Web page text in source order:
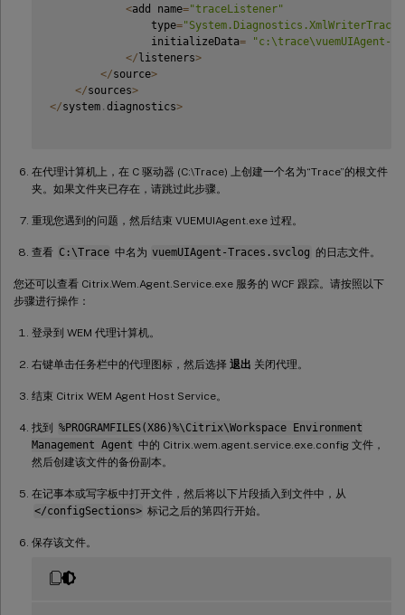
<add name="traceListener"
                type
=
                initializeData
=
"c:\trace\vuemUIAgent-
</listeners>
</source>
</sources>
</system . diagnostics>
在代理计算机上，在 C 驱动器 (C:\Trace) 上创建一个名为“Trace”的根文件
夹。如果文件夹已存在，请跳过此步骤。
重现您遇到的问题，然后结束 VUEMUIAgent.exe 过程。
查看 C:\Trace 中名为 vuemUIAgent-Traces.svclog 的日志文件。
您还可以查看 Citrix.Wem.Agent.Service.exe 服务的 WCF 跟踪。请按照以下
步骤进行操作：
登录到 WEM 代理计算机。
右键单击任务栏中的代理图标，然后选择 退出 关闭代理。
结束 Citrix WEM Agent Host Service。
找到 %PROGRAMFILES(X86)%\Citrix\Workspace Environment
Management Agent 中的 Citrix.wem.agent.service.exe.config 文件，
然后创建该文件的备份副本。
在记事本或写字板中打开文件，然后将以下片段插入到文件中，从
</configSections> 标记之后的第四行开始。
保存该文件。